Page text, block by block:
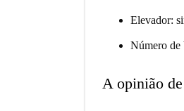
Elevador:
Número de
A opinião